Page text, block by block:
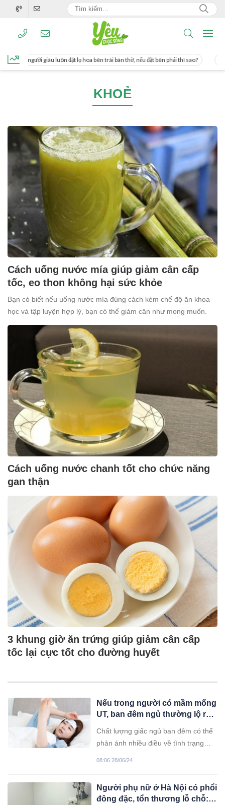
người giàu luôn đặt lọ hoa bên trái bàn thờ, nếu đặt bên phải thì sao? Cách
KHOẺ
Cách uống nước mía giúp giảm cân cấp
tốc, eo thon không hại sức khỏe
Bạn có biết nếu uống nước mía đúng cách kèm chế độ ăn khoa
học và tập luyện hợp lý, bạn có thể giảm cân như mong muốn.
Cách uống nước chanh tốt cho chức năng
gan thận
3 khung giờ ăn trứng giúp giảm cân cấp
tốc lại cực tốt cho đường huyết
Nếu trong người có mầm mống
UT, ban đêm ngủ thường lộ ra 3
chủ quan
Chất lượng giấc ngủ ban đêm có thể
phản ánh nhiều điều về tình trạng
08:06 28/06/24
Người phụ nữ ở Hà Nội có phổi
đông đặc, tổn thương lỗ chỗ: